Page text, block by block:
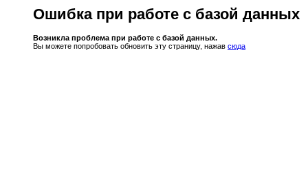
Ошибка при работе с базой данных
Возникла проблема при работе с базой данных.
Вы можете попробовать обновить эту страницу, нажав сюда